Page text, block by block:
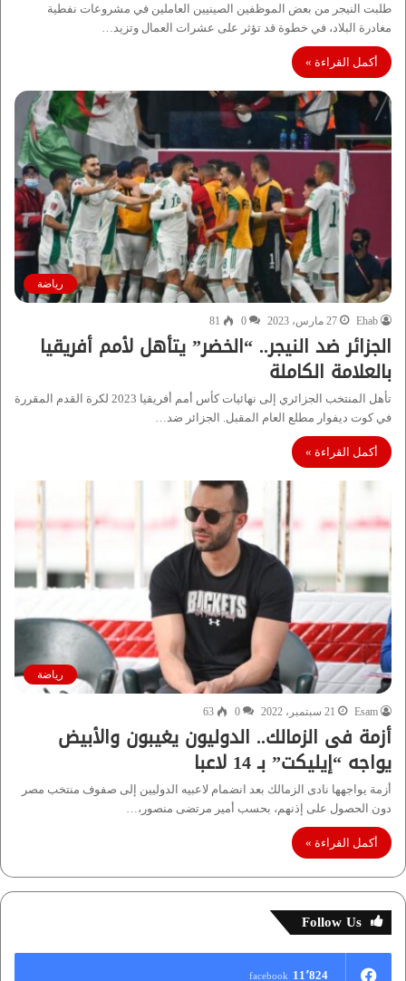
طلبت النيجر من بعض الموظفين الصينيين العاملين في مشروعات نفطية
مغادرة البلاد، في خطوة قد تؤثر على عشرات العمال وتزيد…
أكمل القراءة »
رياضة
Ehab 27 مارس، 2023 0
81
الجزائر ضد النيجر.. “الخضر” يتأهل لأمم أفريقيا
بالعلامة الكاملة
تأهل المنتخب الجزائري إلى نهائيات كأس أمم أفريقيا 2023 لكرة القدم المقررة
في كوت ديفوار مطلع العام المقبل. الجزائر ضد…
أكمل القراءة »
رياضة
Esam 21 سبتمبر، 2022 0
63
أزمة فى الزمالك.. الدوليون يغيبون والأبيض
يواجه “إيليكت” بـ 14 لاعبا
أزمة يواجهها نادى الزمالك بعد انضمام لاعبيه الدوليين إلى صفوف منتخب مصر
دون الحصول على إذنهم، بحسب أمير مرتضى منصور،…
أكمل القراءة »
Follow Us
11٬824 facebook